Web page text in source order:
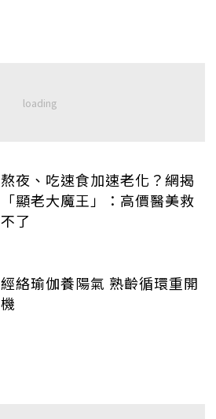
熬夜、吃速食加速老化？網揭
「顯老大魔王」：高價醫美救
不了
經絡瑜伽養陽氣 熟齡循環重開
機